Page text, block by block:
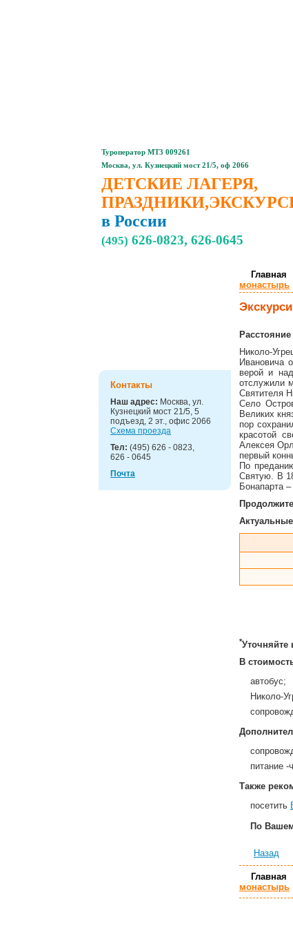
Туроператор МТ3 009261
Москва, ул. Кузнецкий мост 21/5, оф 2066
ДЕТСКИЕ ЛАГЕРЯ,
в России
(495) 626-0823, 626-0645
Контакты
Наш адрес: Москва, ул.
Кузнецкий мост 21/5, 5
подъезд, 2 эт., офис 2066
Схема проезда
Тел: (495) 626 - 0823,
626 - 0645
Почта
Главная
монастырь
Николо-
Ивановича
верой и
отслужили
Святителя
Село
Великих
пор
красотой
Алексея
первый
По
Святую. В
Бонапарта
*
В
автобус;
Николо-
питание -
Также
посетить
По
Назад
Главная
монастырь